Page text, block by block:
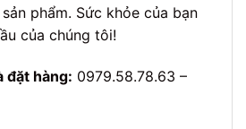
phẩm. Sức khỏe của bạn
của chúng tôi!
đặt hàng: 0979.58.78.63 –